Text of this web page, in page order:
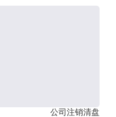
公司注销清盘